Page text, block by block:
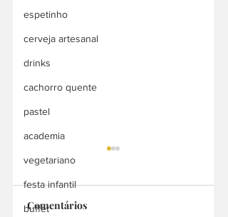
espetinho
cerveja artesanal
drinks
cachorro quente
pastel
academia
vegetariano
festa infantil
buffet
Comentários